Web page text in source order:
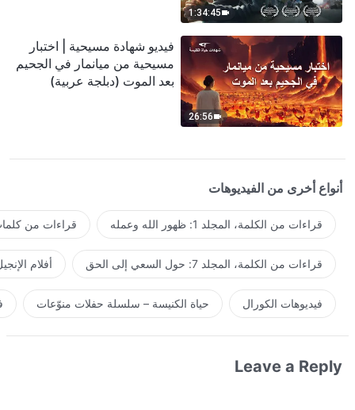
1:34:45
26:56
فيديو شهادة مسيحية | اختبار
مسيحية من ميانمار في الجحيم
بعد الموت (دبلجة عربية)
أنواع أخرى من الفيديوهات
قراءات من الكلمة، المجلد 1: ظهور الله وعمله قراءات من
قراءات من الكلمة، المجلد 7: حول السعي إلى الحق أفلام
فيديوهات الكورال حياة الكنيسة – سلسلة حفلات منوّعات
Leave a Reply